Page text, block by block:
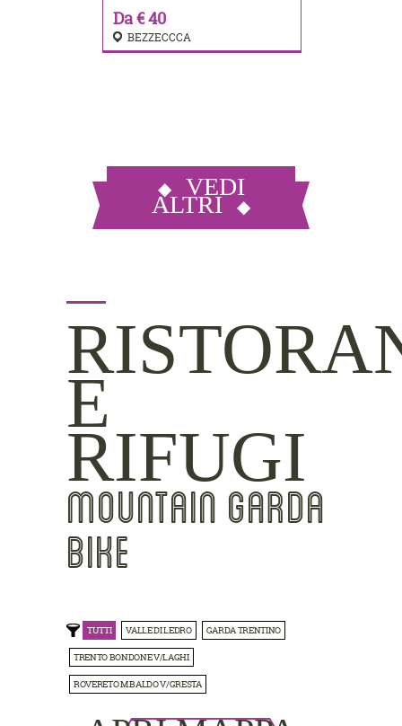
Da € 40
BEZZECCCA
VEDI
ALTRI
E
RIFUGI
MOUNTAIN GARDA
BIKE
TUTTI VALLE DI LEDRO GARDA TRENTINO
TRENTO BONDONE V/LAGHI
ROVERETO M.BALDO V/GRESTA